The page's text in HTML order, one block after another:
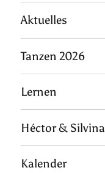
Aktuelles
Tanzen 2026
Lernen
Héctor & Silvina
Kalender